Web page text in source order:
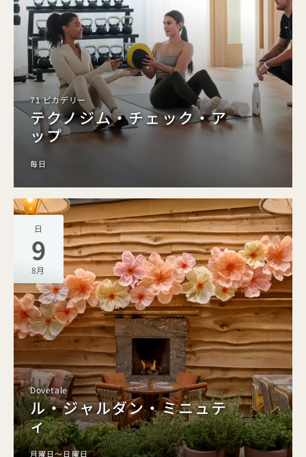
71 ピカデリー
テクノジム・チェック・ア
ップ
毎日
日
9
8月
Dovetale
ル・ジャルダン・ミニュテ
ィ
月曜日～日曜日